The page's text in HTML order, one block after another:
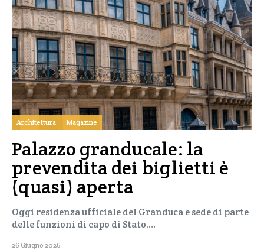
Architettura Magazine
Palazzo granducale: la
prevendita dei biglietti è
(quasi) aperta
Oggi residenza ufficiale del Granduca e sede di parte
delle funzioni di capo di Stato,…
26 Giugno 2026